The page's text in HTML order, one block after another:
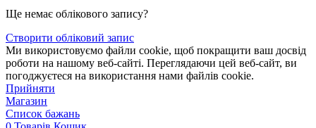
Ще немає облікового запису?
Створити обліковий запис
Ми використовуємо файли cookie, щоб покращити ваш досвід
роботи на нашому веб-сайті. Переглядаючи цей веб-сайт, ви
погоджуєтеся на використання нами файлів cookie.
Прийняти
Магазин
Список бажань